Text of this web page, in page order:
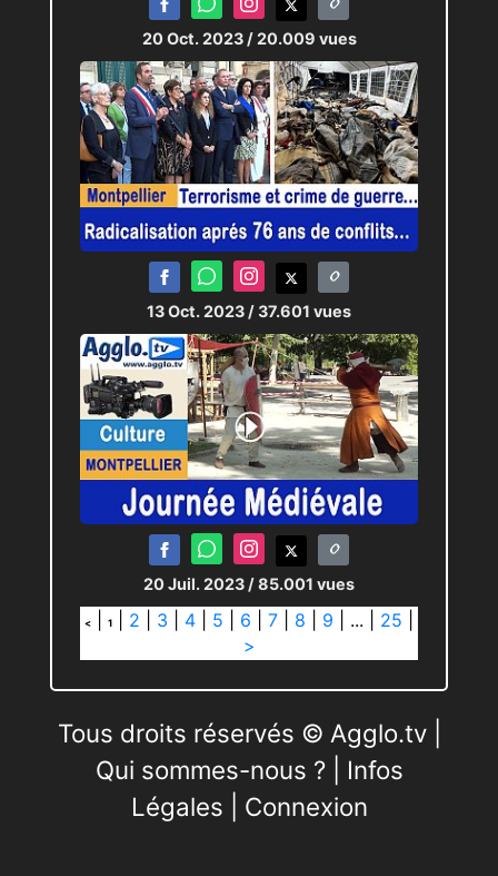
20 Oct. 2023 / 20.009 vues
13 Oct. 2023 / 37.601 vues
20 Juil. 2023 / 85.001 vues
< 1 2 3 4 5 6 7 8 9 ... 25
>
Tous droits réservés © Agglo.tv |
Qui sommes-nous ?| Infos
Légales
Connexion